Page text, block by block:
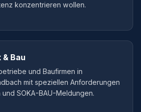
konzentrieren wollen.
Bau
und Baufirmen in
mit speziellen Anforderungen
SOKA-BAU-Meldungen.